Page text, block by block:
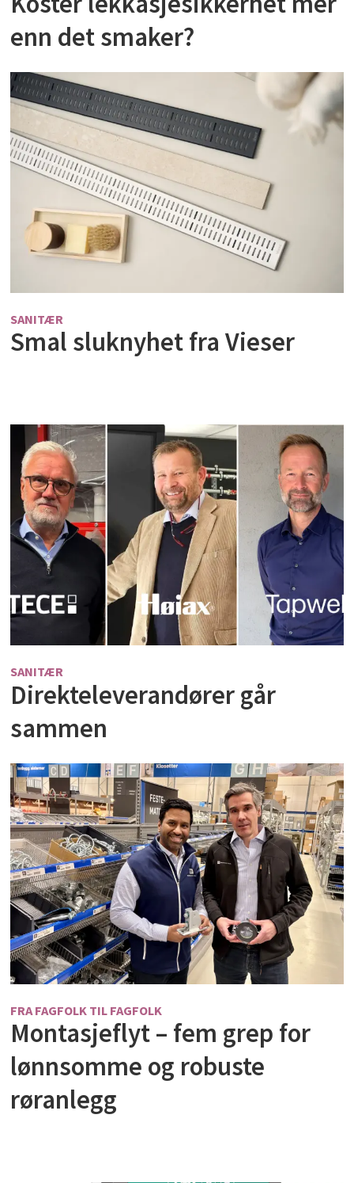
enn det smaker?
SANITÆR
Smal sluknyhet fra Vieser
SANITÆR
Direkteleverandører går
sammen
FRA FAGFOLK TIL FAGFOLK
Montasjeflyt – fem grep for
lønnsomme og robuste
røranlegg